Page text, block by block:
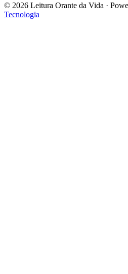
© 2026 Leitura Orante da Vida ·
Tecnologia